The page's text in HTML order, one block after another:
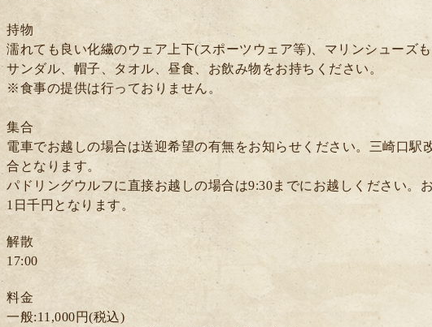
持物
濡れても良い化繊のウェア上下(スポーツウェア等)、マリンシューズ
サンダル、帽子、タオル、昼食、お飲み物をお持ちください。
※食事の提供は行っておりません。
集合
電車でお越しの場合は送迎希望の有無をお知らせください。三崎口駅
合となります。
パドリングウルフに直接お越しの場合は9:30までにお越しください。
1日千円となります。
解散
17:00
料金
一般:11,000円(税込)